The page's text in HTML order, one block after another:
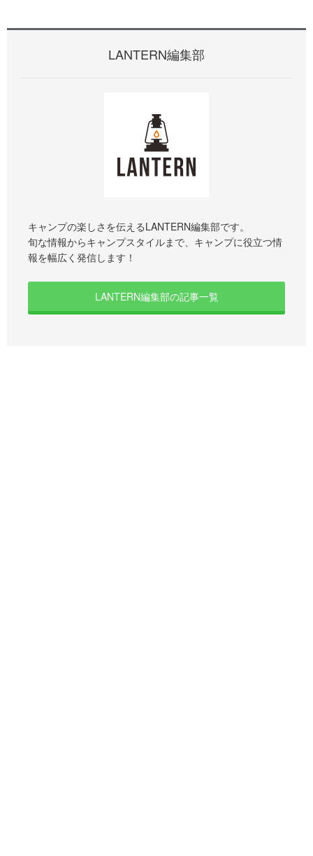
LANTERN編集部
キャンプの楽しさを伝えるLANTERN編集部です。
旬な情報からキャンプスタイルまで、キャンプに役立つ情
報を幅広く発信します！
LANTERN編集部の記事一覧